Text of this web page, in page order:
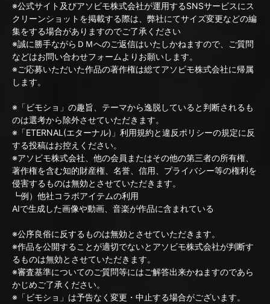
※公式サイト及びアソビモ株式会社が運用するSNSサービスにス
クリーンショットを掲載する際は、弊社にてサイズ変更などの編
集をする場合がありますのでご了承ください
※誠に勝手ながらＤＭへのご返信はいたしかねますので、ご質問
などはお問い合わせフォームよりお願いします。
※ご応募いただいた作品の著作権は総てアソビモ株式会社に帰属
します。
※「ビモショ」の趣旨、テーマから逸脱していると判断されるも
のは選考から除外させていただきます。
※「ETERNAL(エターナル)」利用規約と違反ポリシーの規定に反
する投稿はお控えください。
※アソビモ株式会社、他の会員またはその他の第三者の所有権、
著作権を含む知的財産権、名誉、信用、プライバシー等の権利を
侵害するものは無効とさせていただきます。
┗例）他社コラボアイテムの利用
AIで生成した画像や動画、音楽が作品に含まれている
※公序良俗に反するものは無効とさせていただきます。
※作品を公開することが適切でないとアソビモ株式会社が判断す
るものは無効とさせていただきます。
※審査基準についてのご質問等にはご解答出来かねますのであら
かじめご了承ください。
※「ビモショ」は予告なく変更・中止する場合がございます。